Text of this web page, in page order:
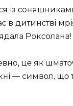
із
в дитинстві
Роксолана!
це як
— символ, що